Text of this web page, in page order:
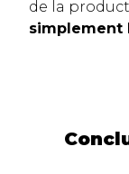
de la
simplement